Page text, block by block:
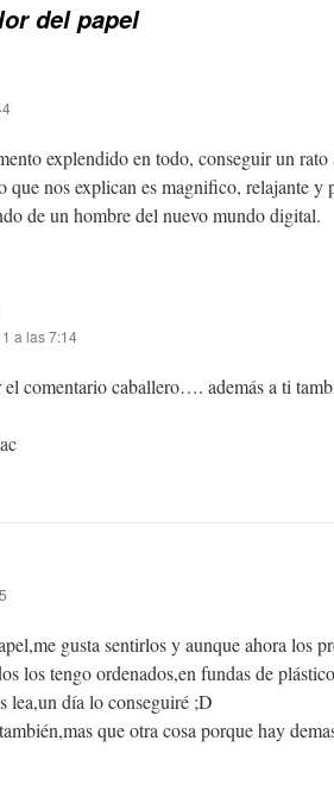
del papel
explendido en todo, conseguir un
que nos explican es magnifico, relajante y
de un hombre del nuevo mundo digital.
a las 7:14
el comentario caballero…. además a ti
gusta sentirlos y aunque ahora los
los tengo ordenados,en fundas de
lea,un día lo conseguiré ;D
que otra cosa porque hay